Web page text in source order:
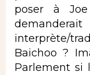
poser à
interprète/
Baichoo ?
Parlement si